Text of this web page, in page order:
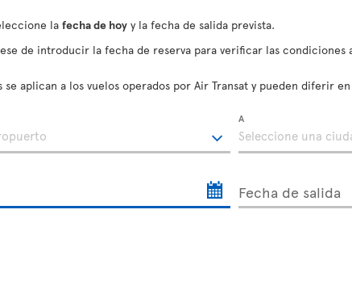
la fecha de hoy y la fecha de salida prevista.
de introducir la fecha de reserva para verificar las condiciones
se aplican a los vuelos operados por Air Transat y pueden diferir
A
Fecha de salida